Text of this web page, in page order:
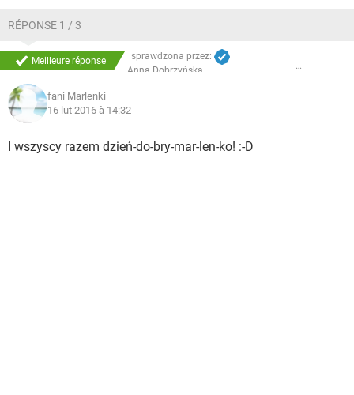
RÉPONSE 1 / 3
Meilleure réponse
sprawdzona przez:
Anna Dobrzyńska
fani Marlenki
16 lut 2016 à 14:32
I wszyscy razem dzień-do-bry-mar-len-ko! :-D